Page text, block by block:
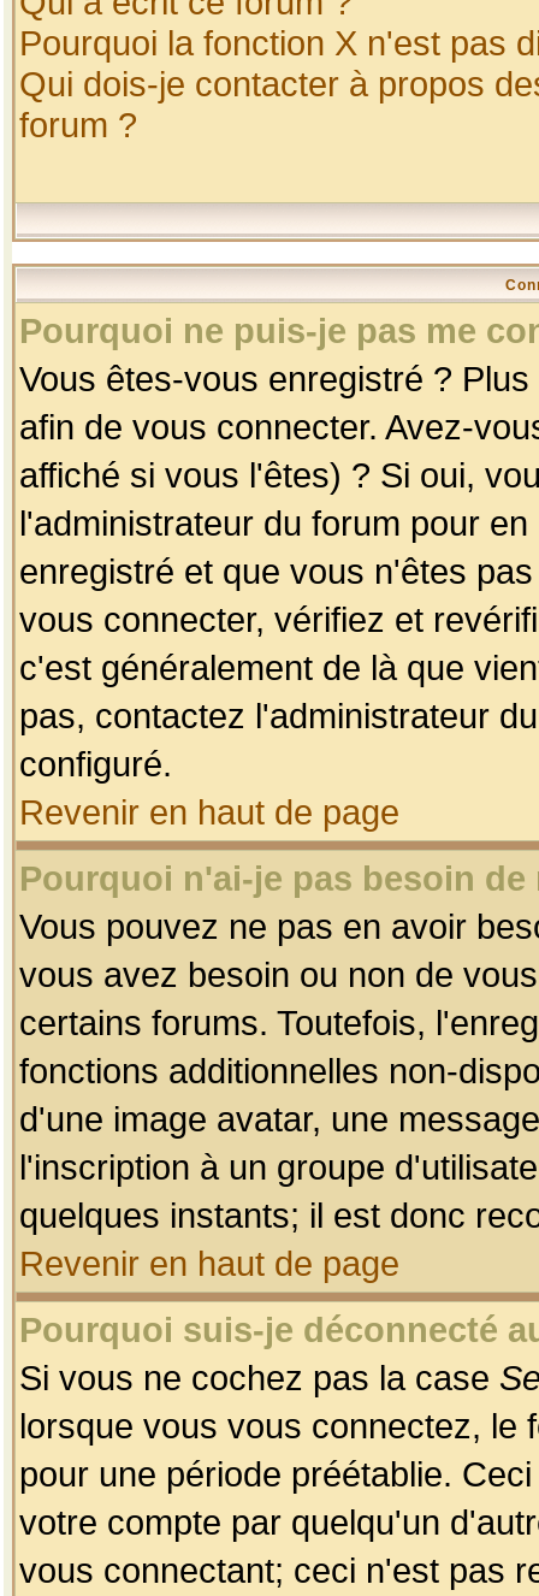
Pourquoi la fonction X n'est pas
Qui dois-je contacter à propos
forum ?
Pourquoi ne puis-je pas me
Vous êtes-vous enregistré ?
afin de vous connecter. Avez-
affiché si vous l'êtes) ? Si oui,
l'administrateur du forum pour
enregistré et que vous n'êtes
vous connecter, vérifiez et
c'est généralement de là que
pas, contactez l'administrateur
configuré.
Revenir en haut de page
Pourquoi n'ai-je pas besoin
Vous pouvez ne pas en avoir
vous avez besoin ou non de
certains forums. Toutefois,
fonctions additionnelles non-
d'une image avatar, une
l'inscription à un groupe
quelques instants; il est donc
Revenir en haut de page
Pourquoi suis-je déconnecté
Si vous ne cochez pas la case
lorsque vous vous connectez, le
pour une période préétablie.
votre compte par quelqu'un
vous connectant; ceci n'est pas